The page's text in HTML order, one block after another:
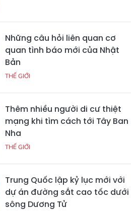
Những câu hỏi liên quan cơ
quan tình báo mới của Nhật
Bản
THẾ GIỚI
Thêm nhiều người di cư thiệt
mạng khi tìm cách tới Tây Ban
Nha
THẾ GIỚI
Trung Quốc lập kỷ lục mới với
dự án đường sắt cao tốc dưới
sông Dương Tử